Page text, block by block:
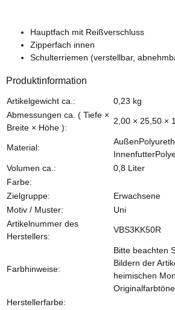
Hauptfach mit Reißverschluss
Zipperfach innen
Schulterriemen (verstellbar,
Produktinformation
Produkteigenschaft
Wert
Artikelgewicht ca.: 0,23 kg
Abmessungen ca. ( Tiefe ×
Breite × Höhe ):
2,00 × 25,50 ×
Material:
Volumen ca.:
0,8 Liter
Farbe:
Zielgruppe:
Erwachsene
Motiv / Muster:
Uni
Artikelnummer des
Herstellers:
VBS3KK50R
Farbhinweise:
Bitte beachten
Bildern der
heimischen
Herstellerfarbe: